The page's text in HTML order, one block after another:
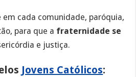
em cada comunidade, paróquia,
para que a fraternidade se
e justiça.
Jovens Católicos: